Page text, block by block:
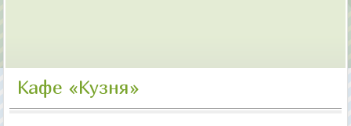
Кафе «Кузня»